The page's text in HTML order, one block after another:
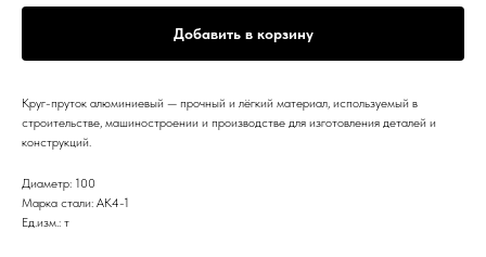
Добавить в корзину
Круг-пруток алюминиевый — прочный и лёгкий материал, используемый в
строительстве, машиностроении и производстве для изготовления деталей и
конструкций.
Диаметр: 100
Марка стали: АК4-1
Ед.изм.: т